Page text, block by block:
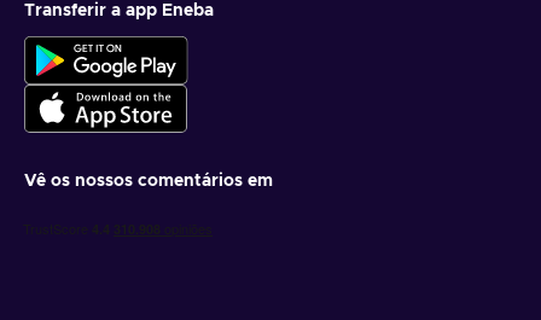
Transferir a app Eneba
Vê os nossos comentários em